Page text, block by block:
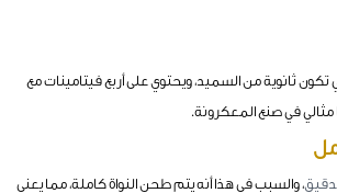
ثانوية من السميد، ويحتوي على أربع فيتامينات مع
في صنع المعكرونة.
، والسبب في هذا أنه يتم طحن النواة كاملة، مما يعني